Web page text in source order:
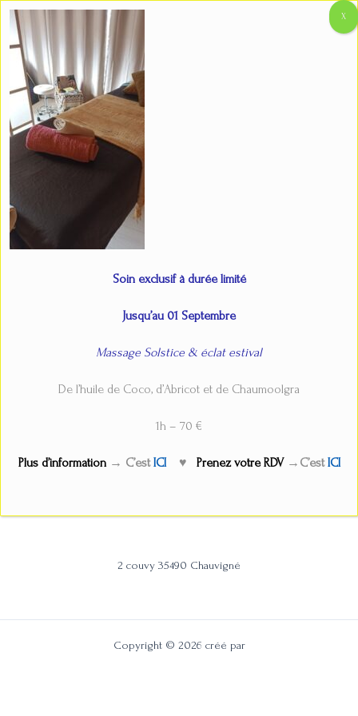
Aller
contenu
Main
Accueil Les Ayurvédiques
IMG_20250308_104614
Paradmin/11 mars 2025
sinivali_institut
07.69.14.56.49
2 couvy 35490 Chauvigné
Copyright © 2026 créé par
Soin exclusif à durée limité
Jusqu’au 01 Septembre
Massage Solstice & éclat estival
De l’huile de Coco, d’Abricot et de Chaumoolgra
1h – 70 €
Plus d’information→ C’estICI♥ Prenez votre RDV→C’estICI